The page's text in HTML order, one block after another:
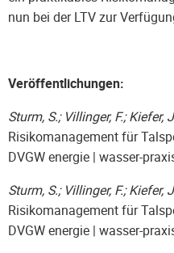
nun bei der LTV zur
Veröffentlichungen:
Sturm, S.; Villinger, F.; Kiefer,
Risikomanagement für
DVGW energie | wasser-
Sturm, S.; Villinger, F.; Kiefer,
Risikomanagement für
DVGW energie | wasser-